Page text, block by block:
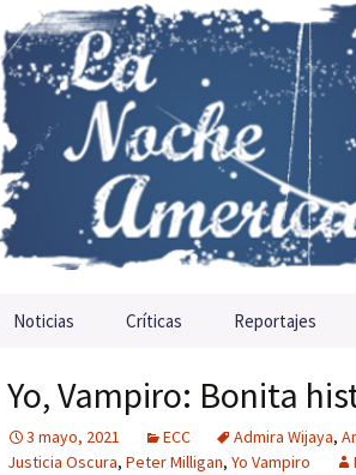
Saltar al contenido
Noticias Críticas Reportajes
Yo, Vampiro: Bonita
3 mayo, 2021 ECC Admira Wijaya,
Justicia Oscura, Peter Milligan, Yo Vampiro